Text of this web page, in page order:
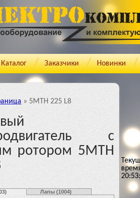
Каталог Заказчики Новинки
» 5MTH 225 L8
с
ротором 5MTH
Лапы (1004)